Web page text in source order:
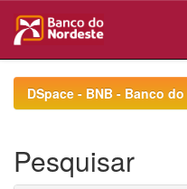
navigationDSpace - BNB - Banco
Pesquisar